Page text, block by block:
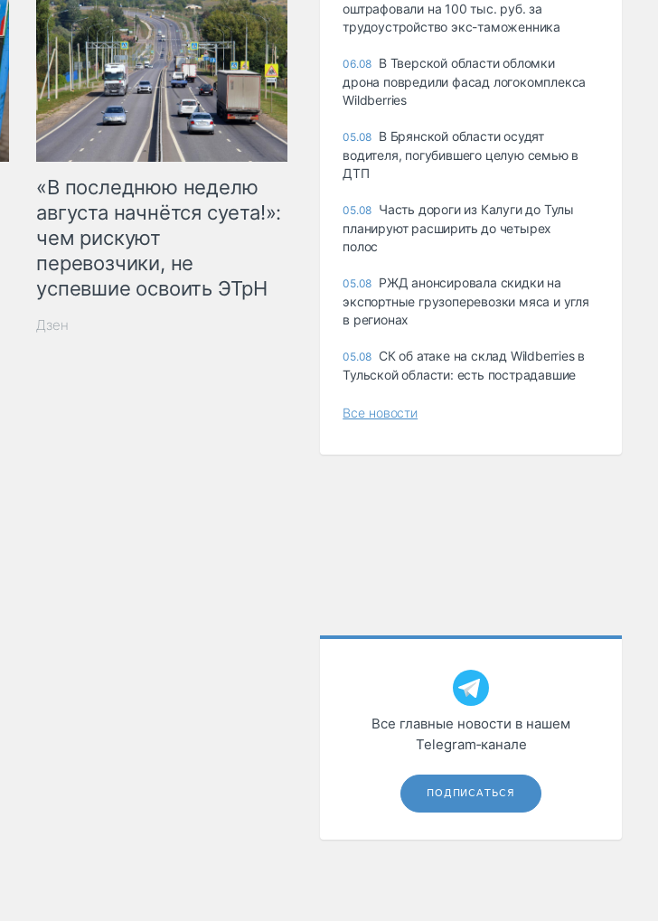
«В последнюю неделю
августа начнётся суета!»:
чем рискуют
перевозчики, не
успевшие освоить ЭТрН
Дзен
оштрафовали на 100 тыс. руб. за
трудоустройство экс-таможенника
06.08 В Тверской области обломки
дрона повредили фасад логокомплекса
Wildberries
05.08 В Брянской области осудят
водителя, погубившего целую семью в
ДТП
05.08 Часть дороги из Калуги до Тулы
планируют расширить до четырех
полос
05.08 РЖД анонсировала скидки на
экспортные грузоперевозки мяса и угля
в регионах
05.08 СК об атаке на склад Wildberries в
Тульской области: есть пострадавшие
Все новости
Все главные новости в нашем
Telegram‑канале
ПОДПИСАТЬСЯ